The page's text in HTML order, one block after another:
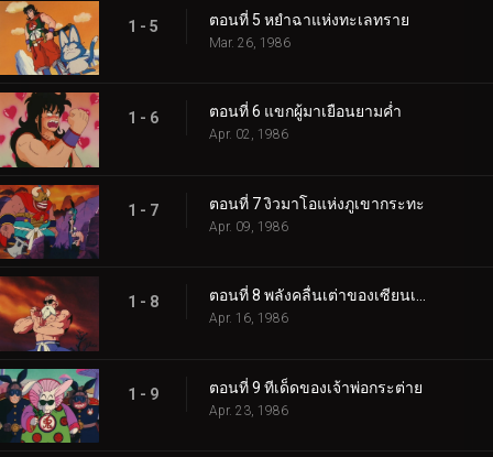
1 - 5 ตอนที่ 5 หยำฉาแห่งทะเลทราย
Mar. 26, 1986
1 - 6 ตอนที่ 6 แขกผู้มาเยือนยามค่ำ
Apr. 02, 1986
1 - 7 ตอนที่ 7 งิวมาโอแห่งภูเขากระทะ
Apr. 09, 1986
1 - 8 ตอนที่ 8 พลังคลื่นเต่าของเซียนเต่า
Apr. 16, 1986
1 - 9 ตอนที่ 9 ทีเด็ดของเจ้าพ่อกระต่าย
Apr. 23, 1986